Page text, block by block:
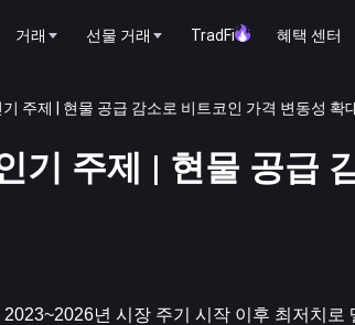
거래 선물 거래 TradFi 혜택 센터
주제 | 현물 공급 감소로 비트코인 ​​가격 변동성 확
기 주제 | 현물 공급
2023~2026년 시장 주기 시작 이후 최저치